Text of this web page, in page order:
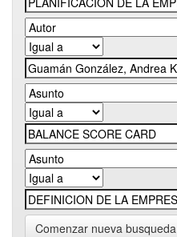
Comenzar nueva busqueda